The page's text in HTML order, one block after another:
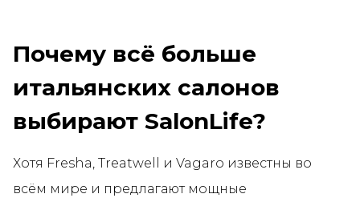
Почему всё больше
итальянских салонов
выбирают SalonLife?
Хотя Fresha, Treatwell и Vagaro известны во
всём мире и предлагают мощные